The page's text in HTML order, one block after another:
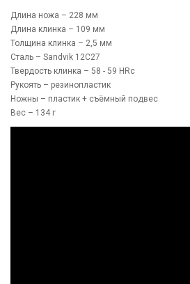
Длина ножа – 228 мм
Длина клинка – 109 мм
Толщина клинка – 2,5 мм
Сталь – Sandvik 12C27
Твердость клинка – 58 - 59 HRc
Рукоять – резинопластик
Ножны – пластик + съёмный подвес
Вес – 134 г